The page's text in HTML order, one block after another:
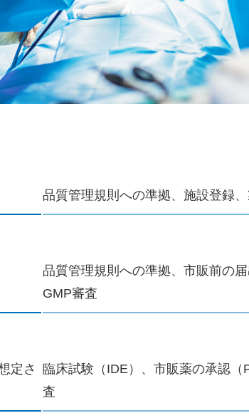
品質管理規則への準拠、施設登録
品質管理規則への準拠、市販前の届
GMP審査
定さ
臨床試験（IDE）、市販薬の承認（
査